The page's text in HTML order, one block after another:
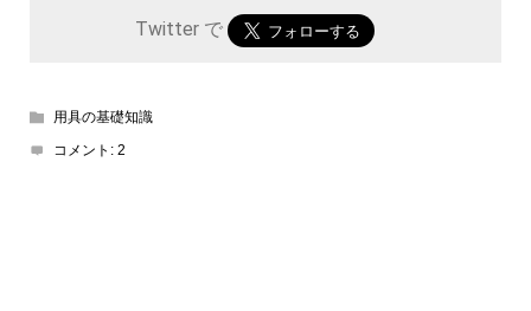
Twitter で
用具の基礎知識
コメント: 2